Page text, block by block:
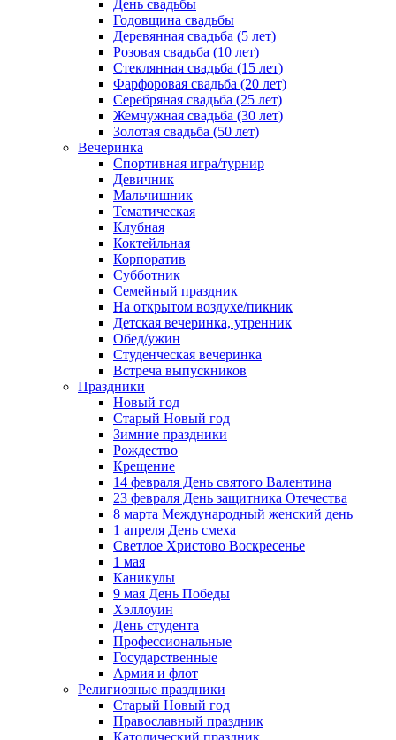
День свадьбы
Годовщина свадьбы
Деревянная свадьба (5 лет)
Розовая свадьба (10 лет)
Стеклянная свадьба (15 лет)
Фарфоровая свадьба (20 лет)
Серебряная свадьба (25 лет)
Жемчужная свадьба (30 лет)
Золотая свадьба (50 лет)
Вечеринка
Спортивная игра/турнир
Девичник
Мальчишник
Тематическая
Клубная
Коктейльная
Корпоратив
Субботник
Семейный праздник
На открытом воздухе/пикник
Детская вечеринка, утренник
Обед/ужин
Студенческая вечеринка
Встреча выпускников
Праздники
Новый год
Старый Новый год
Зимние праздники
Рождество
Крещение
14 февраля День святого Валентина
23 февраля День защитника Отечества
8 марта Международный женский день
1 апреля День смеха
Светлое Христово Воскресенье
1 мая
Каникулы
9 мая День Победы
Хэллоуин
День студента
Профессиональные
Государственные
Армия и флот
Религиозные праздники
Старый Новый год
Православный праздник
Католический праздник